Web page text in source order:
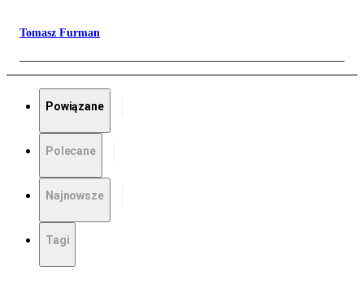
Tomasz Furman
Powiązane
Polecane
Najnowsze
Tagi